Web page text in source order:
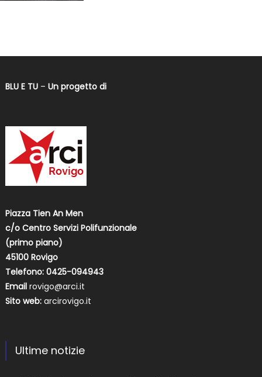
BLU E TU– Un progetto di
Piazza Tien An Men
c/o Centro Servizi Polifunzionale
(primo piano)
45100 Rovigo
Telefono: 0425-094943
Email rovigo@arci.it
Sito web: arcirovigo.it
Ultime notizie